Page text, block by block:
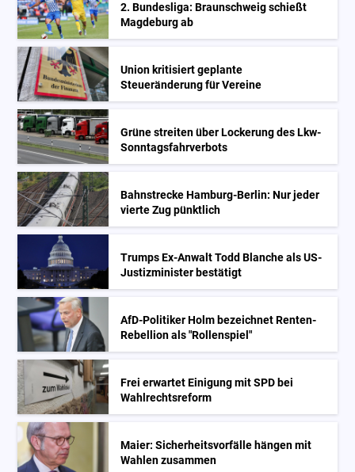
2. Bundesliga: Braunschweig schießt
Magdeburg ab
Union kritisiert geplante
Steueränderung für Vereine
Grüne streiten über Lockerung des Lkw-
Sonntagsfahrverbots
Bahnstrecke Hamburg-Berlin: Nur jeder
vierte Zug pünktlich
Trumps Ex-Anwalt Todd Blanche als US-
Justizminister bestätigt
AfD-Politiker Holm bezeichnet Renten-
Rebellion als "Rollenspiel"
Frei erwartet Einigung mit SPD bei
Wahlrechtsreform
Maier: Sicherheitsvorfälle hängen mit
Wahlen zusammen